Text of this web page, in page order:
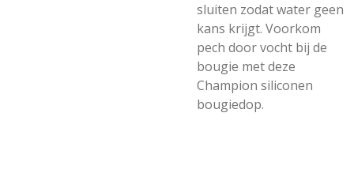
sluiten zodat water geen
kans krijgt. Voorkom
pech door vocht bij de
bougie met deze
Champion siliconen
bougiedop.